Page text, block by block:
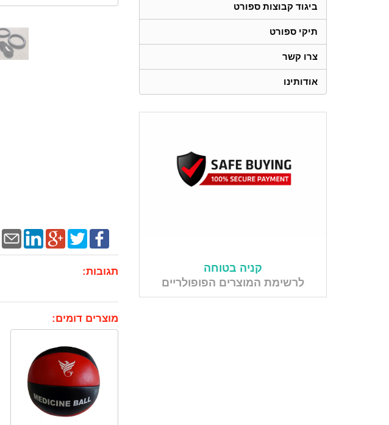
תגובות:
מוצרים דומים:
ביגוד קבוצות ספורט
תיקי ספורט
צרו קשר
אודותינו
קניה בטוחה
לרשימת המוצרים הפופולריים